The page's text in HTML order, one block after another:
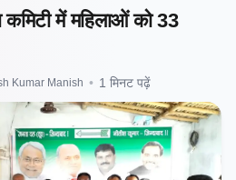
में महिलाओं को 33
Kumar Manish • 1 मिनट पढ़ें